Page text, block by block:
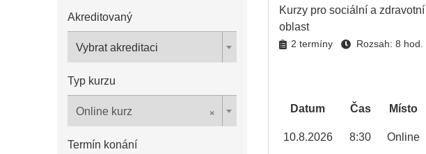
Akreditovaný
Vybrat akreditaci
Typ kurzu
×
Online kurz
Termín konání
Kurzy pro sociální a zdravotní
oblast
2 termíny Rozsah: 8 hod.
Datum Čas Místo
10.8.2026 8:30 Online